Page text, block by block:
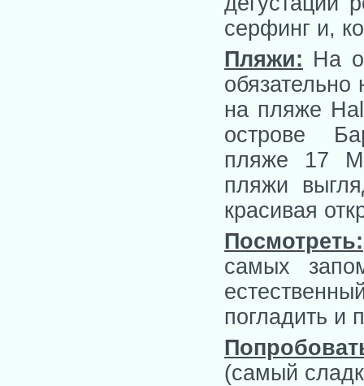
серфинг и,
Пляжи: На
обязательно
на пляже
острове
пляже 17
пляжи
красивая
Посмотреть:
самых
погладить и
(самый